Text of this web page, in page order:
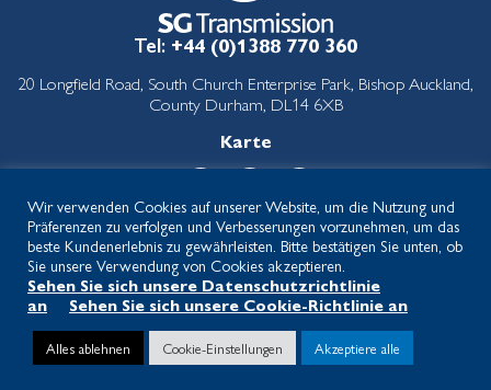
Tel: +44 (0)1388 770 360
20 Longfield Road, South Church Enterprise Park, Bishop Auckland,
County Durham, DL14 6XB
Karte
Seitenverzeichnis
Datenschutz-Bestimmungen
Cookie-Richtlinie
Impressum
© 2026 SG Transmission | Registered office address : 11 Glasshouse
Street, St Peter’s, Newcastle upon Tyne, NE6 1BS
Web Development byInspired Agency
Wir verwenden Cookies auf unserer Website, um die Nutzung und
Präferenzen zu verfolgen und Verbesserungen vorzunehmen, um das
beste Kundenerlebnis zu gewährleisten. Bitte bestätigen Sie unten, ob
Sie unsere Verwendung von Cookies akzeptieren.
Sehen Sie sich unsere Datenschutzrichtlinie
an
Sehen Sie sich unsere Cookie-Richtlinie an
Alles ablehnen Cookie-Einstellungen Akzeptiere alle